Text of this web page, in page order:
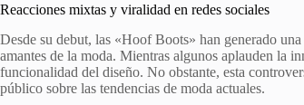
Reacciones mixtas y viralidad en redes sociales
Desde su debut, las «Hoof Boots» han generado
amantes de la moda. Mientras algunos aplauden la
funcionalidad del diseño. No obstante, esta
público sobre las tendencias de moda actuales.